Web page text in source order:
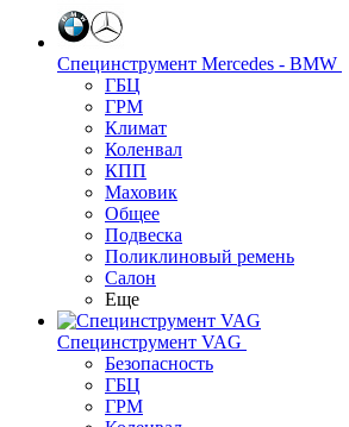
Специнструмент Mercedes - BMW
ГБЦ
ГРМ
Климат
Коленвал
КПП
Маховик
Общее
Подвеска
Поликлиновый ремень
Салон
Еще
Специнструмент VAG
Безопасность
ГБЦ
ГРМ